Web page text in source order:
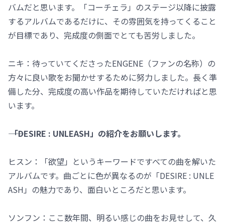
バムだと思います。「コーチェラ」のステージ以降に披露
するアルバムであるだけに、その雰囲気を持ってくること
が目標であり、完成度の側面でとても苦労しました。
ニキ：待っていてくださったENGENE（ファンの名称）の
方々に良い歌をお聞かせするために努力しました。長く準
備した分、完成度の高い作品を期待していただければと思
います。
―― 「DESIRE : UNLEASH」の紹介をお願いします。
ヒスン：「欲望」というキーワードですべての曲を解いた
アルバムです。曲ごとに色が異なるのが「DESIRE : UNLE
ASH」の魅力であり、面白いところだと思います。
ソンフン：ここ数年間、明るい感じの曲をお見せして、久